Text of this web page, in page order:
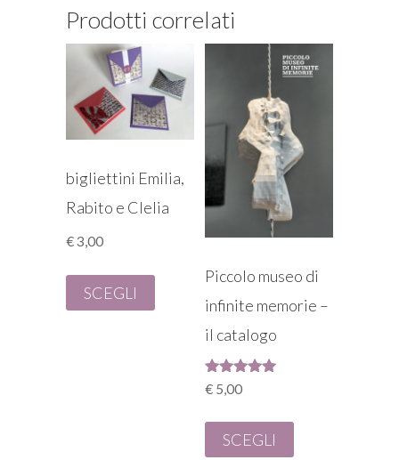
Prodotti correlati
bigliettini Emilia,
Rabito e Clelia
€3,00
SCEGLI
Piccolo museo di
infinite memorie –
il catalogo
Valutato
5.00
€ 5,00
SCEGLI